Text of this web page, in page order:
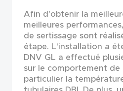
Afin d'obtenir la
meilleures
de sertissage sont
étape. L'installation a
DNV GL a effectué
sur le comportement
particulier la